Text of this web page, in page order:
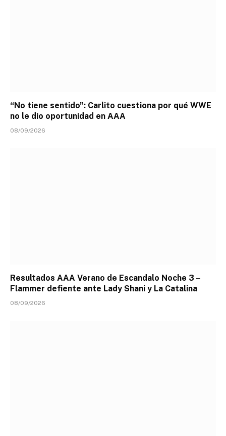
“No tiene sentido”: Carlito cuestiona por qué WWE
no le dio oportunidad en AAA
08/09/2026
Resultados AAA Verano de Escandalo Noche 3 –
Flammer defiente ante Lady Shani y La Catalina
08/09/2026